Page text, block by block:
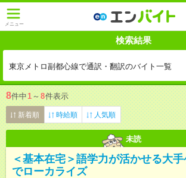
メニュー
検索結果
東京メトロ副都心線で通訳・翻訳のバイト一覧
8件中1 ～ 8件表示
新着順 時給順 人気順
未読
＜基本在宅＞語学力が活かせる大
でローカライズ